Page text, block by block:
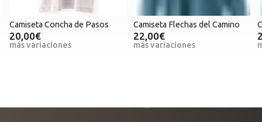
Camiseta Concha de Pasos
20,00€
más variaciones
Camiseta Flechas del Camino
22,00€
más variaciones